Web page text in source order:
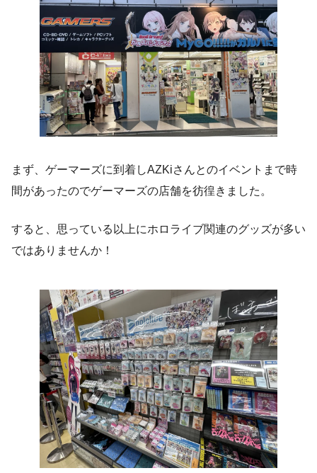
まず、ゲーマーズに到着しAZKiさんとのイベントまで時
間があったのでゲーマーズの店舗を彷徨きました。
すると、思っている以上にホロライブ関連のグッズが多い
ではありませんか！